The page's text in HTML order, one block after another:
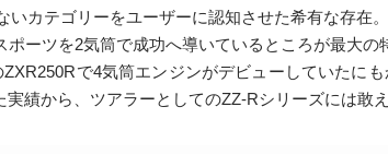
カテゴリーをユーザーに認知させた希有な存在。
ーツを2気筒で成功へ導いているところが最大の
で4気筒エンジンがデビューしていたに
績から、ツアラーとしてのZZ-Rシリーズには敢